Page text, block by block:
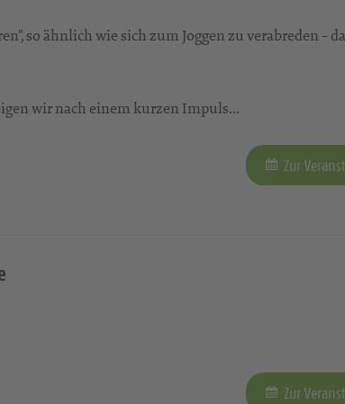
so ähnlich wie sich zum Joggen zu verabreden -
wir nach einem kurzen Impuls...
Zur
Zur